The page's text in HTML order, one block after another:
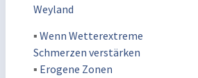
Weyland
▪ Wenn Wetterextreme
Schmerzen verstärken
▪ Erogene Zonen